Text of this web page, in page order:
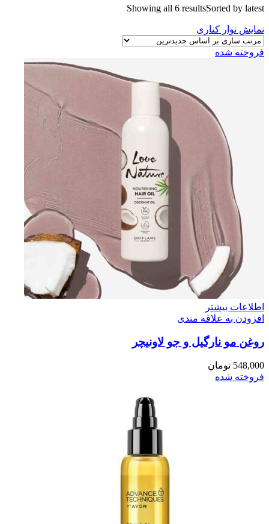
Showing all 6 resultsSorted by latest
نمایش نوار کناری
فروخته شده
اطلاعات بیشتر
افزودن به علاقه مندی
روغن مو نارگيل و جو لاونيچر
548,000 تومان
فروخته شده